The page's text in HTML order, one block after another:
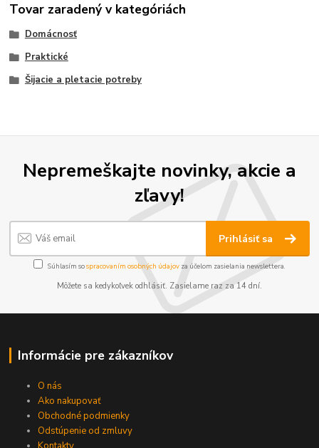
Tovar zaradený v kategóriách
Domácnosť
Praktické
Šijacie a pletacie potreby
Nepremeškajte novinky, akcie a
zľavy!
Prihlásiť sa
Súhlasím sospracovaním osobných údajov za účelom zasielania newslettera.
Môžete sa kedykoľvek odhlásiť. Zasielame raz za 14 dní.
Informácie pre zákazníkov
O nás
Ako nakupovať
Obchodné podmienky
Odstúpenie od zmluvy